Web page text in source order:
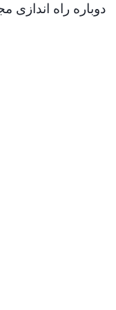
دوباره راه اندازی